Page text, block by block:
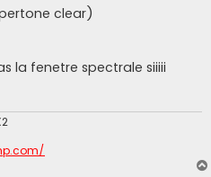
clear)
la fenetre spectrale siiiii